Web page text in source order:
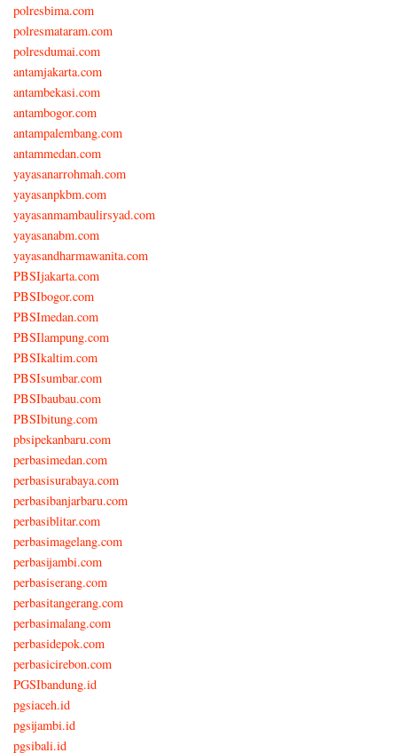
polresbima.com
polresmataram.com
polresdumai.com
antamjakarta.com
antambekasi.com
antambogor.com
antampalembang.com
antammedan.com
yayasanarrohmah.com
yayasanpkbm.com
yayasanmambaulirsyad.com
yayasanabm.com
yayasandharmawanita.com
PBSIjakarta.com
PBSIbogor.com
PBSImedan.com
PBSIlampung.com
PBSIkaltim.com
PBSIsumbar.com
PBSIbaubau.com
PBSIbitung.com
pbsipekanbaru.com
perbasimedan.com
perbasisurabaya.com
perbasibanjarbaru.com
perbasiblitar.com
perbasimagelang.com
perbasijambi.com
perbasiserang.com
perbasitangerang.com
perbasimalang.com
perbasidepok.com
perbasicirebon.com
PGSIbandung.id
pgsiaceh.id
pgsijambi.id
pgsibali.id